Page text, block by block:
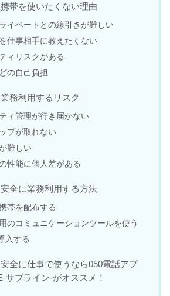
帯を使いたくない理由
イベートとの線引きが難しい
仕事相手に教えたくない
ィリスクがある
の自己負担
務利用するリスク
ィ管理が行き届かない
プが取れない
難しい
性能に個人差がある
全に業務利用する方法
帯を配布する
のコミュニケーションツールを使う
入する
全に仕事で使うなら050電話アプ
サブライン-がオススメ！